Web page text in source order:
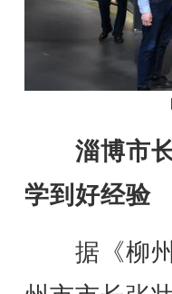
淄博市
学到好经验
据《柳州